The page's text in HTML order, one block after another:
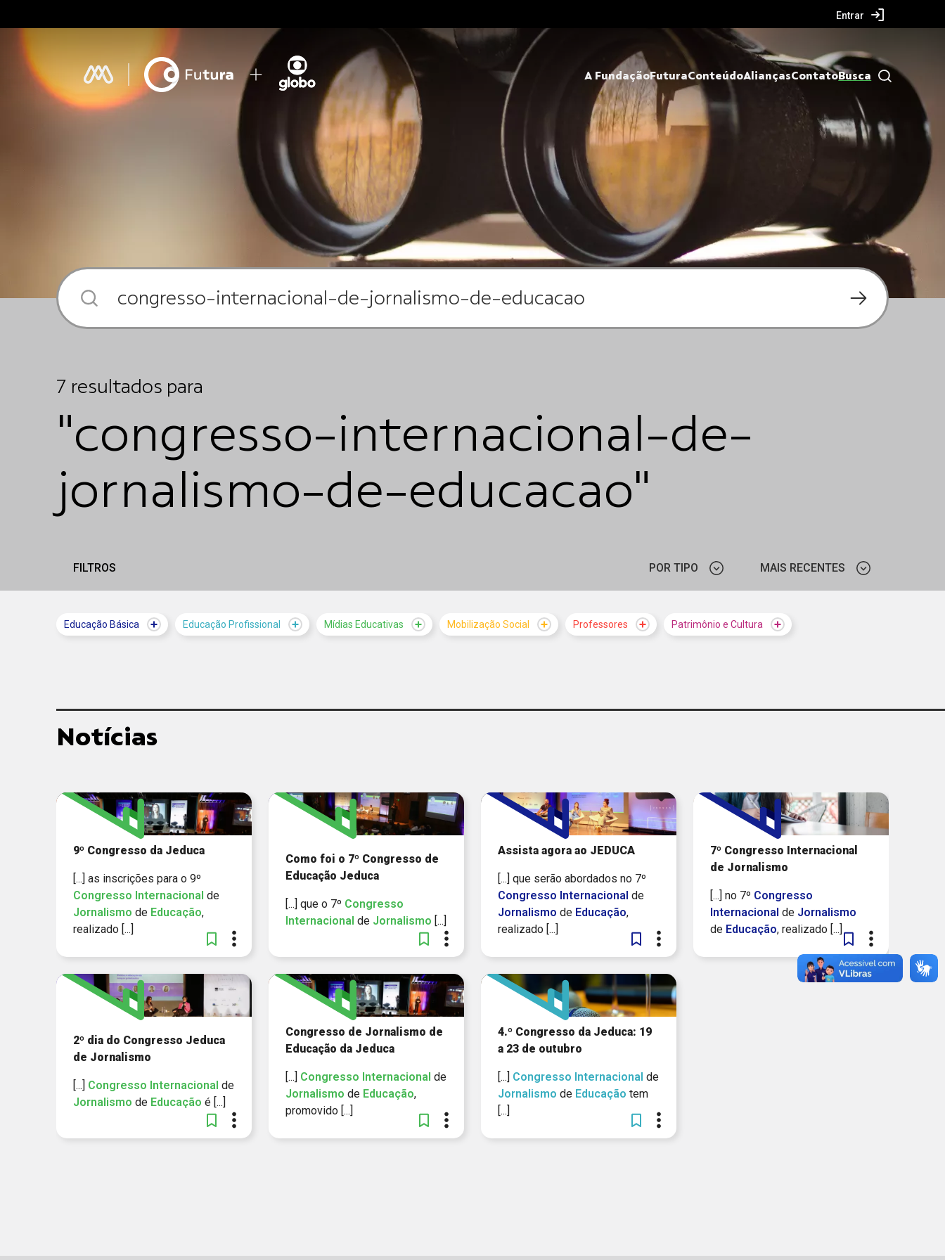
Entrar
A FundaçãoFuturaConteúdoAliançasContatoBusca
7 resultados para
"congresso-internacional-de-
jornalismo-de-educacao"
FILTROS POR TIPO MAIS RECENTES
Educação Básica Educação Profissional Mídias Educativas Mobilização Social Professores Patrimônio e Cultura
Notícias
9º Congresso da Jeduca
[...] as inscrições para o 9º
Congresso Internacional de
Jornalismo de Educação,
realizado [...]
Como foi o 7º Congresso de
Educação Jeduca
[...] que o 7º Congresso
Internacional de Jornalismo [...]
Assista agora ao JEDUCA
[...] que serão abordados no 7º
Congresso Internacional de
Jornalismo de Educação,
realizado [...]
7º Congresso Internacional
de Jornalismo
[...] no 7º Congresso
Internacional de Jornalismo
de Educação, realizado [...]
2º dia do Congresso Jeduca
de Jornalismo
[...] Congresso Internacional de
Jornalismo de Educação é [...]
Congresso de Jornalismo de
Educação da Jeduca
[...] Congresso Internacional de
Jornalismo de Educação,
promovido [...]
4.º Congresso da Jeduca: 19
a 23 de outubro
[...] Congresso Internacional de
Jornalismo de Educação tem
[...]